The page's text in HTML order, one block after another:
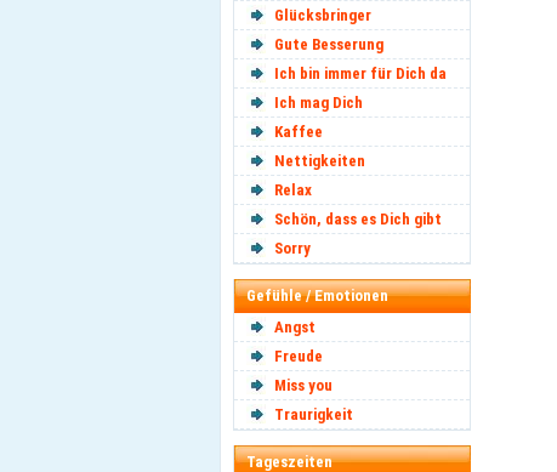
Glücksbringer
Gute Besserung
Ich bin immer für Dich da
Ich mag Dich
Kaffee
Nettigkeiten
Relax
Schön, dass es Dich gibt
Sorry
Gefühle / Emotionen
Angst
Freude
Miss you
Traurigkeit
Tageszeiten